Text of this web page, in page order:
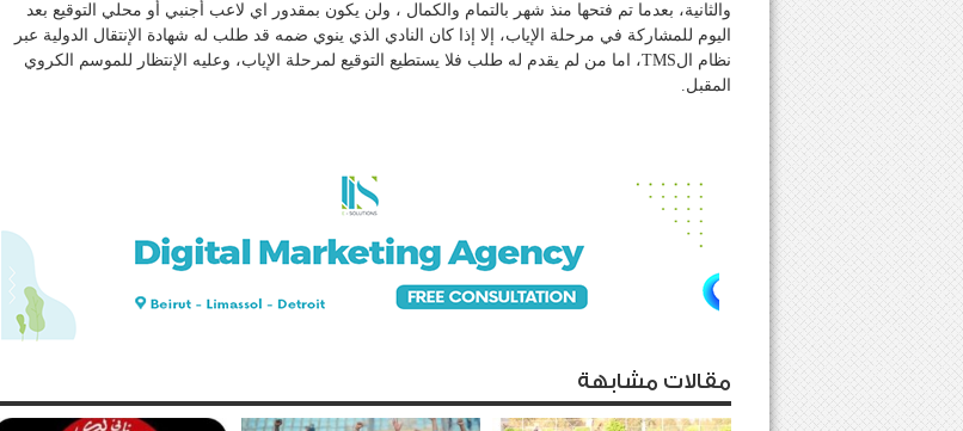
والثانية، بعدما تم فتحها منذ شهر بالتمام والكمال ، ولن يكون بمقدور اي لاعب أجنبي أو محلي التوقيع بعد
اليوم للمشاركة في مرحلة الإياب، إلا إذا كان النادي الذي ينوي ضمه قد طلب له شهادة الإنتقال الدولية عبر
نظام الTMS، اما من لم يقدم له طلب فلا يستطيع التوقيع لمرحلة الإياب، وعليه الإنتظار للموسم الكروي
المقبل.
مقالات مشابهة